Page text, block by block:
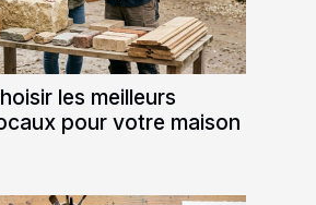
les meilleurs
pour votre maison